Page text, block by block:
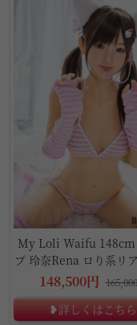
My Loli Waifu 148cm
プ 玲奈Rena ロり系リ
ル
148,500円
❥詳しくはこちら